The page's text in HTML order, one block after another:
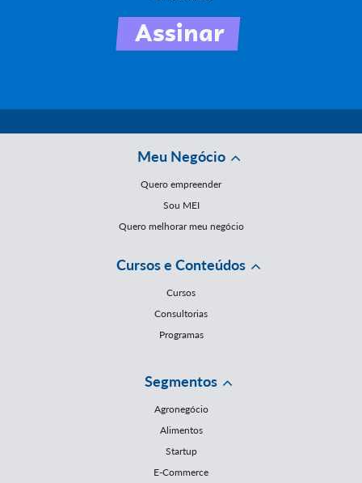
Meu Negócio
Quero empreender
Sou MEI
Quero melhorar meu negócio
Cursos e Conteúdos
Cursos
Consultorias
Programas
Segmentos
Agronegócio
Alimentos
Startup
E-Commerce